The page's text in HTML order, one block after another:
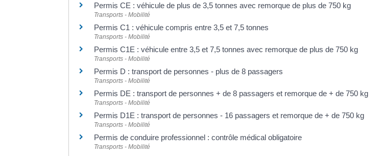
Permis CE : véhicule de plus de 3,5 tonnes avec remorque de plus de 750 kg
Transports - Mobilité
Permis C1 : véhicule compris entre 3,5 et 7,5 tonnes
Transports - Mobilité
Permis C1E : véhicule entre 3,5 et 7,5 tonnes avec remorque de plus de 750 kg
Transports - Mobilité
Permis D : transport de personnes - plus de 8 passagers
Transports - Mobilité
Permis DE : transport de personnes + de 8 passagers et remorque de + de 750 kg
Transports - Mobilité
Permis D1E : transport de personnes - 16 passagers et remorque de + de 750 kg
Transports - Mobilité
Permis de conduire professionnel : contrôle médical obligatoire
Transports - Mobilité